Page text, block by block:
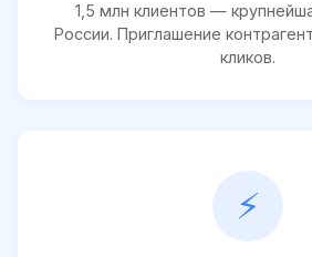
1,5 млн клиентов —
России. Приглашение
кликов.
⚡